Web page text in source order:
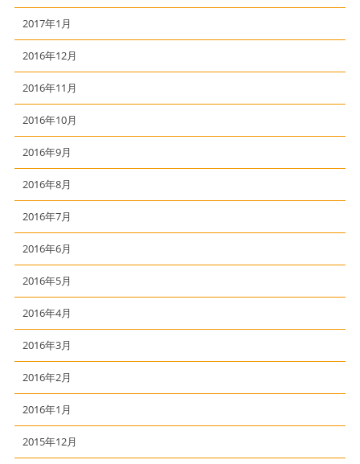
2017年1月
2016年12月
2016年11月
2016年10月
2016年9月
2016年8月
2016年7月
2016年6月
2016年5月
2016年4月
2016年3月
2016年2月
2016年1月
2015年12月